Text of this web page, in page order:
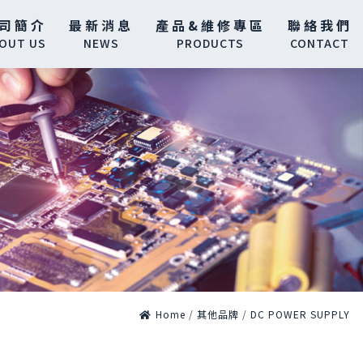
簡介
US
最新消息
NEWS
產品&維修專區
PRODUCTS
聯絡我們
CONTACT
Home / 其他品牌 / DC POWER SUPPLY